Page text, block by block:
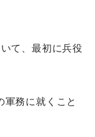
て、最初に兵役
軍務に就くこと